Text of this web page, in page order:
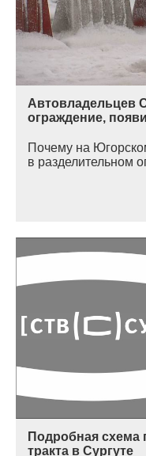
Автовладельцев
ограждение,
Почему на
в разделительном
Подробная схема
тракта в Сургуте